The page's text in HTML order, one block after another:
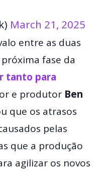
March 21, 2025
entre as duas
fase da
tanto para
e produtor Ben
que os atrasos
pelas
que a produção
agilizar os novos